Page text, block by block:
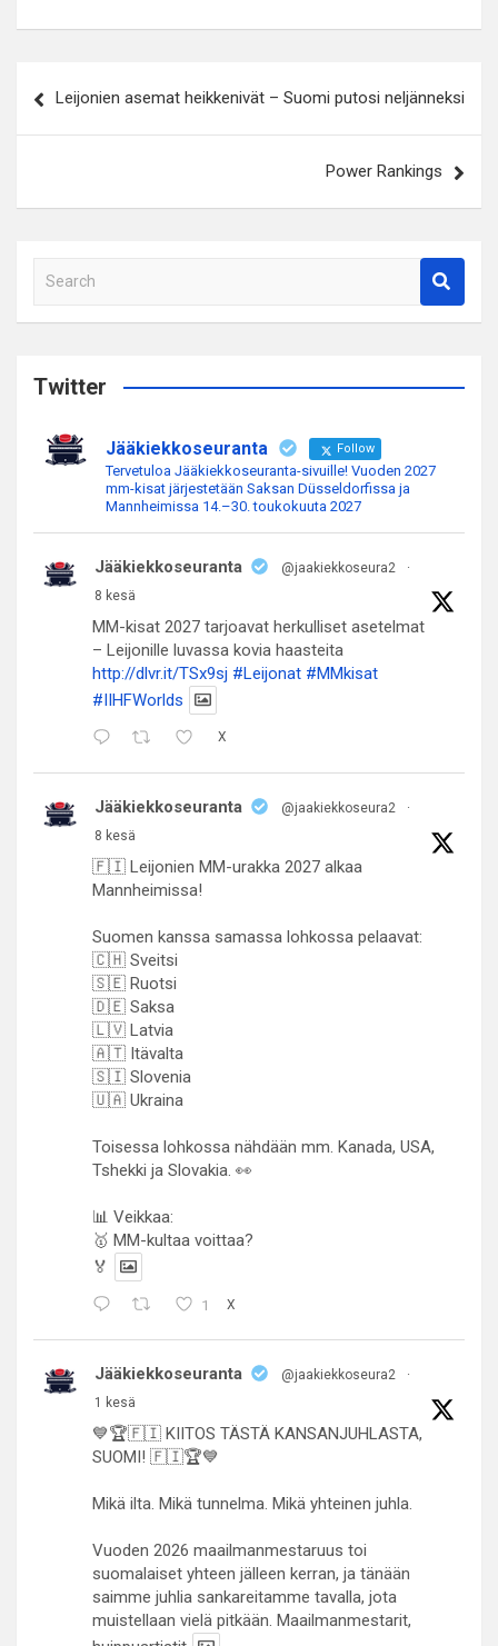
selaus
Leijonien asemat heikkenivät – Suomi putosi neljänneksi
Power Rankings
a
c
Twitter
Jääkiekkoseuranta Follow
Tervetuloa Jääkiekkoseuranta-sivuille! Vuoden 2027
mm-kisat järjestetään Saksan Düsseldorfissa ja
Mannheimissa 14.–30. toukokuuta 2027
Jääkiekkoseuranta @jaakiekkoseura2
·
8 kesä
MM-kisat 2027 tarjoavat herkulliset asetelmat
– Leijonille luvassa kovia haasteita
http://dlvr.it/TSx9sj #Leijonat #MMkisat
#IIHFWorlds
X
Jääkiekkoseuranta @jaakiekkoseura2
·
8 kesä
🇫🇮 Leijonien MM-urakka 2027 alkaa
Mannheimissa!
Suomen kanssa samassa lohkossa pelaavat:
🇨🇭 Sveitsi
🇸🇪 Ruotsi
🇩🇪 Saksa
🇱🇻 Latvia
🇦🇹 Itävalta
🇸🇮 Slovenia
🇺🇦 Ukraina
Toisessa lohkossa nähdään mm. Kanada, USA,
Tshekki ja Slovakia. 👀
📊 Veikkaa:
🥇 MM-kultaa voittaa?
🏅
1 X
Jääkiekkoseuranta @jaakiekkoseura2
·
1 kesä
💙🏆🇫🇮 KIITOS TÄSTÄ KANSANJUHLASTA,
SUOMI! 🇫🇮🏆💙
Mikä ilta. Mikä tunnelma. Mikä yhteinen juhla.
Vuoden 2026 maailmanmestaruus toi
suomalaiset yhteen jälleen kerran, ja tänään
saimme juhlia sankareitamme tavalla, jota
muistellaan vielä pitkään. Maailmanmestarit,